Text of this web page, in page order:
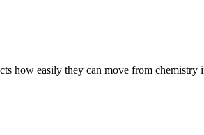
easily they can move from chemistry